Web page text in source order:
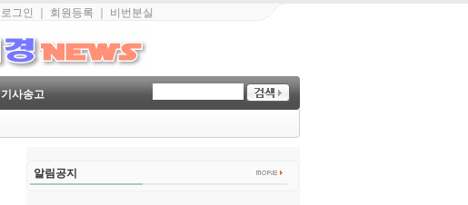
로그인 회원등록 비번분실
기사송고
알림공지